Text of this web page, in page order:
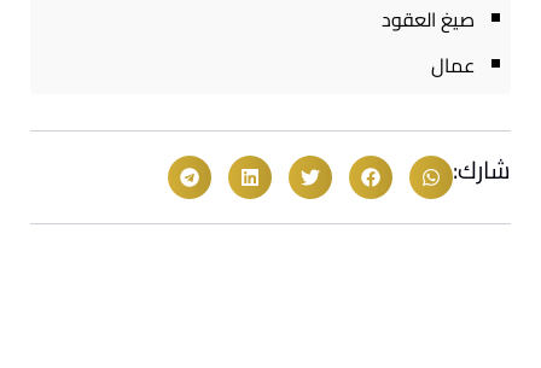
صيغ العقود
عمال
شارك: